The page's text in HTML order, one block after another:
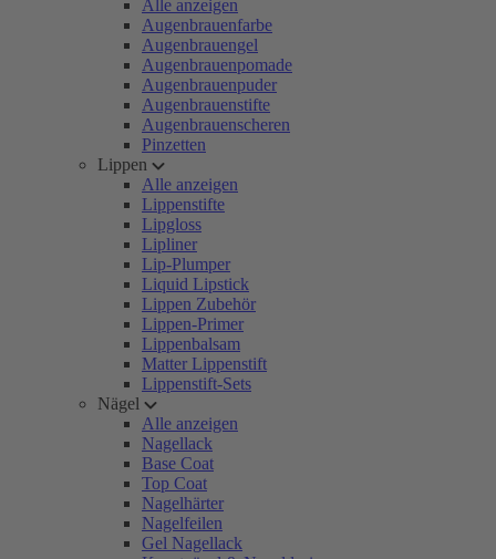
Alle anzeigen
Augenbrauenfarbe
Augenbrauengel
Augenbrauenpomade
Augenbrauenpuder
Augenbrauenstifte
Augenbrauenscheren
Pinzetten
Lippen
Alle anzeigen
Lippenstifte
Lipgloss
Lipliner
Lip-Plumper
Liquid Lipstick
Lippen Zubehör
Lippen-Primer
Lippenbalsam
Matter Lippenstift
Lippenstift-Sets
Nägel
Alle anzeigen
Nagellack
Base Coat
Top Coat
Nagelhärter
Nagelfeilen
Gel Nagellack